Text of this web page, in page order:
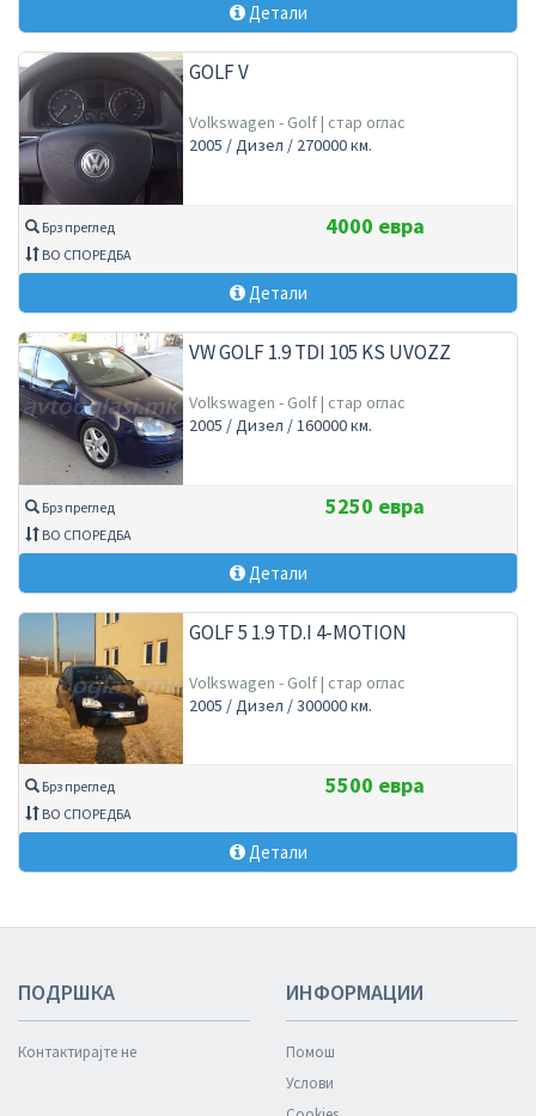
Детали
GOLF V
Volkswagen - Golf | стар оглас
2005 / Дизел / 270000 км.
Брз преглед
ВО СПОРЕДБА
4000 евра
Детали
VW GOLF 1.9 TDI 105 KS UVOZZ
Volkswagen - Golf | стар оглас
2005 / Дизел / 160000 км.
Брз преглед
ВО СПОРЕДБА
5250 евра
Детали
GOLF 5 1.9 TD.I 4-MOTION
Volkswagen - Golf | стар оглас
2005 / Дизел / 300000 км.
Брз преглед
ВО СПОРЕДБА
5500 евра
Детали
ПОДРШКА
Контактирајте не
ИНФОРМАЦИИ
Помош
Услови